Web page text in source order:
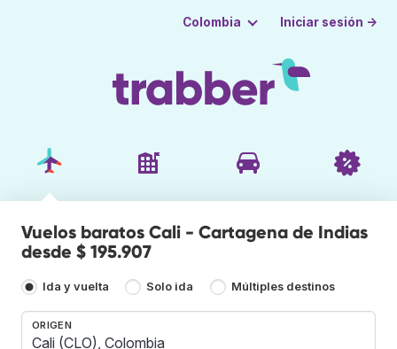
Colombia Iniciar sesión →
Vuelos baratos Cali - Cartagena de Indias
desde $ 195.907
Ida y vuelta Solo ida Múltiples destinos
ORIGEN